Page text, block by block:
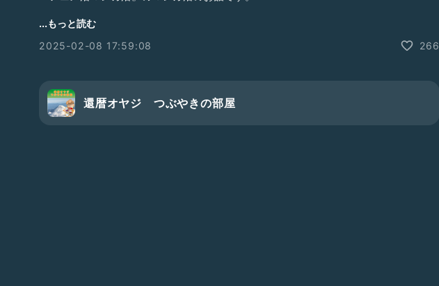
企画の詳細は下記を参照してください
...もっと読む
2025-02-08 17:59:08
266
還暦オヤジ つぶやきの部屋